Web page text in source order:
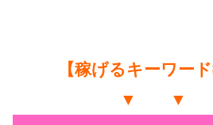
【稼げるキーワー
▼ ▼